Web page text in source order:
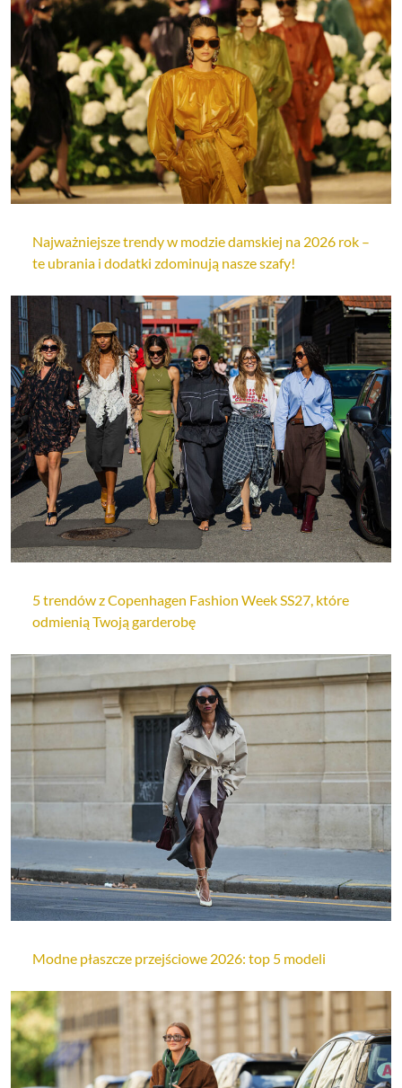
Najważniejsze trendy w modzie damskiej na 2026 rok –
te ubrania i dodatki zdominują nasze szafy!
5 trendów z Copenhagen Fashion Week SS27, które
odmienią Twoją garderobę
Modne płaszcze przejściowe 2026: top 5 modeli